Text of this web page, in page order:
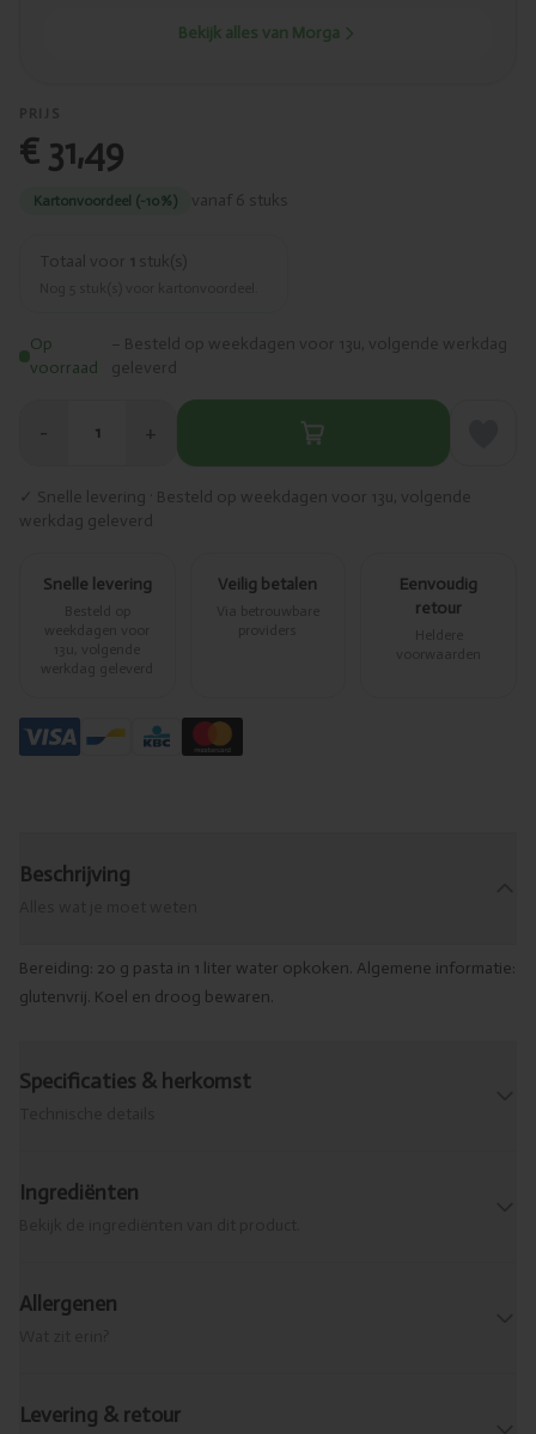
Bekijk alles van Morga
PRIJS
€ 31,49
Kartonvoordeel (-10%) vanaf 6 stuks
Totaal voor 1 stuk(s)
Op
voorraad
– Besteld op weekdagen voor 13u, volgende werkdag
geleverd
− 1 +
✓ Snelle levering · Besteld op weekdagen voor 13u, volgende
werkdag geleverd
Snelle levering
Besteld op
weekdagen voor
13u, volgende
werkdag geleverd
Veilig betalen
Via betrouwbare
providers
Eenvoudig
retour
Heldere
voorwaarden
Beschrijving
Bereiding: 20 g pasta in 1 liter water opkoken. Algemene informatie:
glutenvrij. Koel en droog bewaren.
Specificaties & herkomst
Ingrediënten
Allergenen
Levering & retour